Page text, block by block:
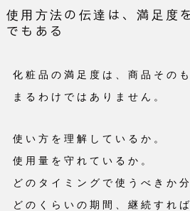
使用方法の伝達は、満足度
でもある
化粧品の満足度は、商品その
まるわけではありません。
使い方を理解しているか。
使用量を守れているか。
どのタイミングで使うべきか
どのくらいの期間、継続すれ